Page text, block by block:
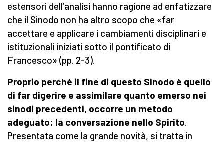
estensori dell’analisi hanno ragione ad enfatizzare
che il Sinodo non ha altro scopo che «far
accettare e applicare i cambiamenti disciplinari e
istituzionali iniziati sotto il pontificato di
Francesco» (pp. 2-3).
Proprio perché il fine di questo Sinodo è quello
di far digerire e assimilare quanto emerso nei
sinodi precedenti, occorre un metodo
adeguato: la conversazione nello Spirito.
Presentata come la grande novità, si tratta in